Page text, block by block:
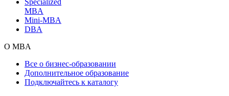
MBA
Mini-MBA
DBA
О MBA
Все о бизнес-образовании
Дополнительное образование
Подключайтесь к каталогу